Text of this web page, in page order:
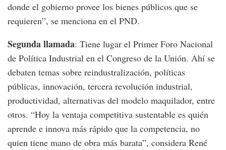
donde el gobierno provee los bienes públicos que se
requieren”, se menciona en el PND.
Segunda llamada: Tiene lugar el Primer Foro Nacional
de Política Industrial en el Congreso de la Unión. Ahí se
debaten temas sobre reindustralización, políticas
públicas, innovación, tercera revolución industrial,
productividad, alternativas del modelo maquilador, entre
otros. “Hoy la ventaja competitiva sustentable es quién
aprende e innova más rápido que la competencia, no
quien tiene mano de obra más barata”, considera René